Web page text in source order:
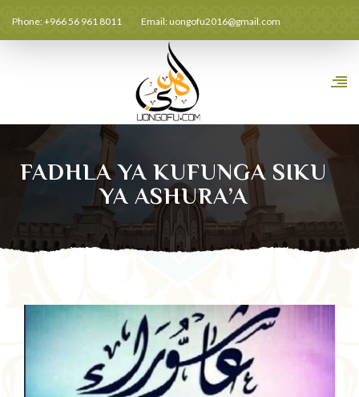
Phone: +966 56 961 8011 Email:uongofu2016@gmail.com
FADHLA YA KUFUNGA SIKU
YA ASHURA’A